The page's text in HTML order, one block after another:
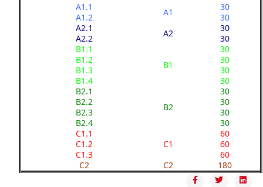
A1.1
A1
30
A1.2
30
A2.1
A2
30
A2.2
30
B1.1
B1
30
B1.2
30
B1.3
30
B1.4
30
B2.1
B2
30
B2.2
30
B2.3
30
B2.4
30
C1.1
C1
60
C1.2
60
C1.3
60
C2
C2 180